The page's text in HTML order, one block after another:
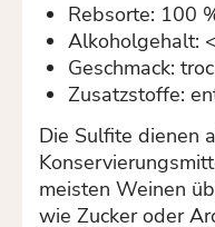
Rebsorte: 100
Alkoholgehalt:
Geschmack:
Zusatzstoffe:
Die Sulfite dienen
meisten Weinen
wie Zucker oder